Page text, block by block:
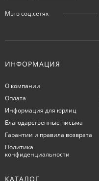
Мы в соц.сетях
ИНФОРМАЦИЯ
О компании
Оплата
Информация для юрлиц
Благодарственные письма
Гарантии и правила возврата
Политика
конфиденциальности
КАТАЛОГ